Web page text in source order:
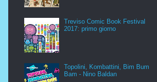
Treviso Comic Book Festival
2017: primo giorno
Topolini, Kombattini, Bim Bum
Bam - Nino Baldan